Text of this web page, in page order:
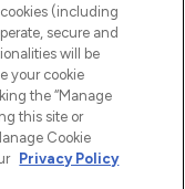
(including
secure and
will be
your cookie
the “Manage
this site or
Cookie
Privacy Policy